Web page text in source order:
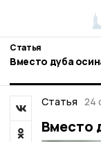
Статья
Вместо дуба
Статья 24
Вместо